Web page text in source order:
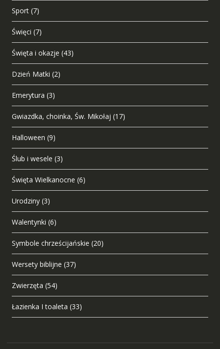
Sport (7)
Święci (7)
Święta i okazje (43)
Dzień Matki (2)
Emerytura (3)
Gwiazdka, choinka, Św. Mikołaj (17)
Halloween (9)
Ślub i wesele (3)
Święta Wielkanocne (6)
Urodziny (3)
Walentynki (6)
Symbole chrześcijańskie (20)
Wersety biblijne (37)
Zwierzęta (54)
Łazienka I toaleta (33)